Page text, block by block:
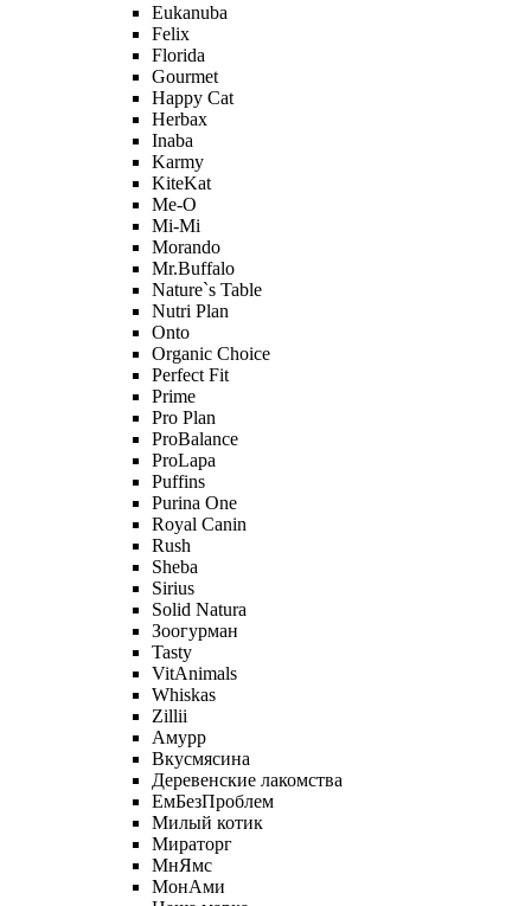
Eukanuba
Felix
Florida
Gourmet
Happy Cat
Herbax
Inaba
Karmy
KiteKat
Me-O
Mi-Мi
Morando
Mr.Buffalo
Nature`s Table
Nutri Plan
Onto
Organic Сhoice
Perfect Fit
Prime
Pro Plan
ProBalance
ProLapa
Puffins
Purina One
Royal Canin
Rush
Sheba
Sirius
Solid Natura
Зоогурман
Tasty
VitAnimals
Whiskas
Zillii
Амурр
Вкусмясина
Деревенские лакомства
ЕмБезПроблем
Милый котик
Мираторг
МнЯмс
МонАми